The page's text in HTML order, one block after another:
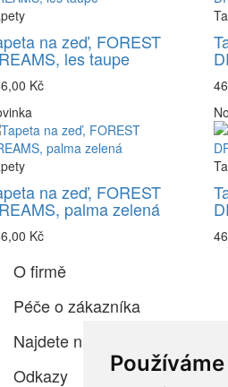
na zeď, FOREST
les taupe
Kč
na zeď, FOREST
palma zelená
Kč
O firmě
Péče o zákazníka
Najdete nás
Odkazy